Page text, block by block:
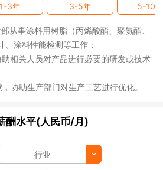
1-3年 3-5年 5-10年
从事涂料用树脂（丙烯酸酯、聚氨酯、
涂料性能检测等工作；
相关人员对产品进行必要的研发或技术
协助生产部门对生产工艺进行优化。
酬水平(人民币/月)
行业